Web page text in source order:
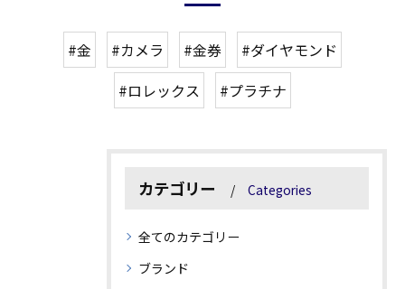
#金 #カメラ #金券
#ダイヤモンド
#ロレックス
#プラチナ
カテゴリー Categories
全てのカテゴリー
ブランド